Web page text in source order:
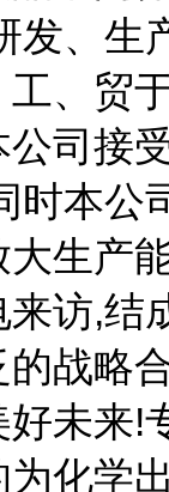
发、生
工、贸
司接
时本公
大生产
访,结
战略
未来!
化学